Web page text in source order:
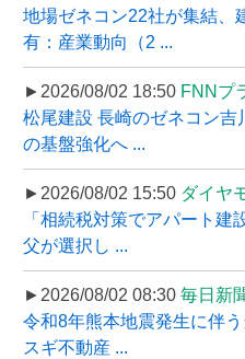
地場ゼネコン22社が集結、
有：産業動向（2 ...
►2026/08/02 18:50 FNNプ
松尾建設 長崎のゼネコン吉
の基盤強化へ ...
►2026/08/02 15:50 ダイヤ
「相続税対策でアパート
父が選択し ...
►2026/08/02 08:30 毎日新
令和8年熊本地震発生に伴
スギ不動産 ...